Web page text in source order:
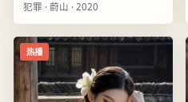
犯罪 · 蔚山 · 2020
热播